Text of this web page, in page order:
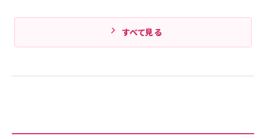
すべて見る